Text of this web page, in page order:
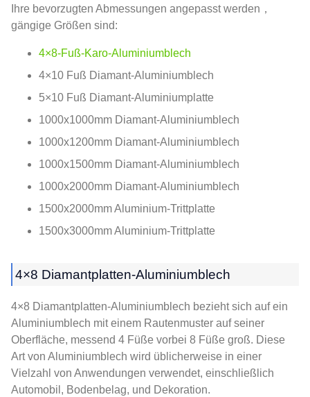
Ihre bevorzugten Abmessungen angepasst werden，
gängige Größen sind:
4×8-Fuß-Karo-Aluminiumblech
4×10 Fuß Diamant-Aluminiumblech
5×10 Fuß Diamant-Aluminiumplatte
1000x1000mm Diamant-Aluminiumblech
1000x1200mm Diamant-Aluminiumblech
1000x1500mm Diamant-Aluminiumblech
1000x2000mm Diamant-Aluminiumblech
1500x2000mm Aluminium-Trittplatte
1500x3000mm Aluminium-Trittplatte
4×8 Diamantplatten-Aluminiumblech
4×8 Diamantplatten-Aluminiumblech bezieht sich auf ein
Aluminiumblech mit einem Rautenmuster auf seiner
Oberfläche, messend 4 Füße vorbei 8 Füße groß. Diese
Art von Aluminiumblech wird üblicherweise in einer
Vielzahl von Anwendungen verwendet, einschließlich
Automobil, Bodenbelag, und Dekoration.